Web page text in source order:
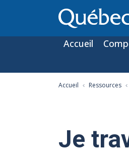
Accueil
Accueil Ressources
Je